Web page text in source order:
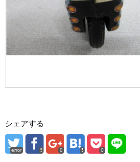
シェアする
error 0 0